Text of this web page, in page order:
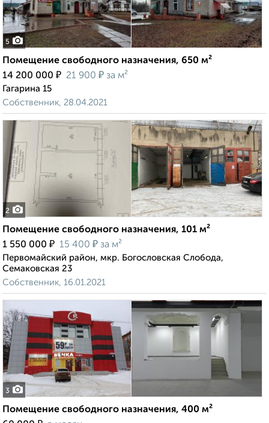
5
Помещение свободного назначения, 650 м²
14 200 000 ₽ 21 900 ₽ за м²
Гагарина 15
Собственник, 28.04.2021
2
Помещение свободного назначения, 101 м²
1 550 000 ₽ 15 400 ₽ за м²
Первомайский район, мкр. Богословская Слобода,
Семаковская 23
Собственник, 16.01.2021
3
Помещение свободного назначения, 400 м²